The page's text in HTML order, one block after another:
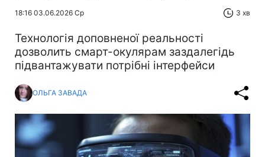
18:16 03.06.2026 Ср 3 хв
Технологія доповненої реальності
дозволить смарт-окулярам заздалегідь
підвантажувати потрібні інтерфейси
ОЛЬГА ЗАВАДА